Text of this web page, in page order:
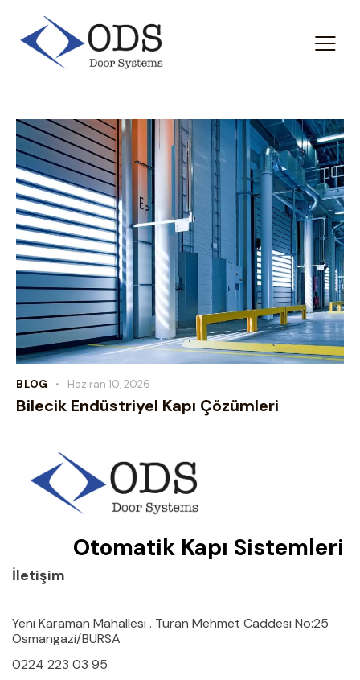
BLOG Haziran 10, 2026
Bilecik Endüstriyel Kapı Çözümleri
Otomatik Kapı Sistemleri
İletişim
Yeni Karaman Mahallesi . Turan Mehmet Caddesi No:25
Osmangazi/BURSA
0224 223 03 95